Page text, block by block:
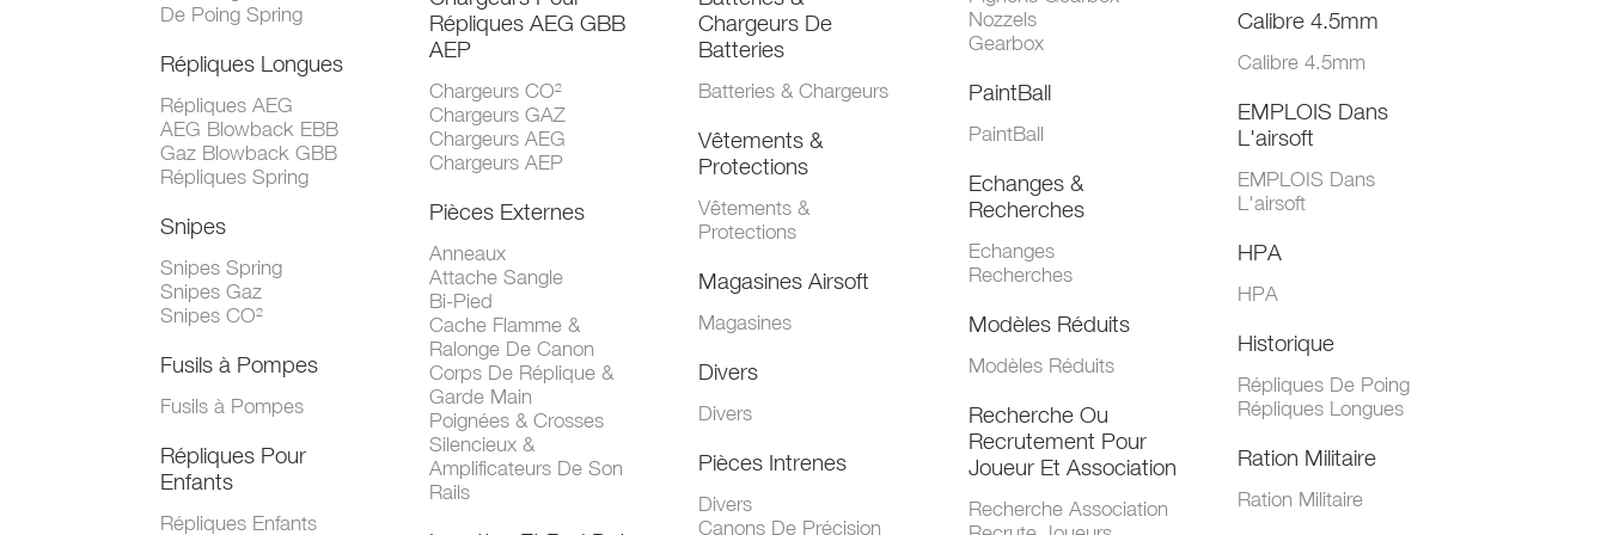
De Poing Spring
Répliques Longues
Répliques AEG
AEG Blowback EBB
Gaz Blowback GBB
Répliques Spring
Snipes
Snipes Spring
Snipes Gaz
Snipes CO²
Fusils à Pompes
Fusils à Pompes
Répliques Pour
Enfants
Répliques Enfants
Répliques AEG GBB
AEP
Chargeurs CO²
Chargeurs GAZ
Chargeurs AEG
Chargeurs AEP
Pièces Externes
Anneaux
Attache Sangle
Bi-Pied
Cache Flamme &
Ralonge De Canon
Corps De Réplique &
Garde Main
Poignées & Crosses
Silencieux &
Amplificateurs De Son
Rails
Chargeurs De
Batteries
Batteries & Chargeurs
Vêtements &
Protections
Vêtements &
Protections
Magasines Airsoft
Magasines
Divers
Divers
Pièces Intrenes
Divers
Canons De Précision
Nozzels
Gearbox
PaintBall
PaintBall
Echanges &
Recherches
Echanges
Recherches
Modèles Réduits
Modèles Réduits
Recherche Ou
Recrutement Pour
Joueur Et Association
Recherche Association
Calibre 4.5mm
Calibre 4.5mm
EMPLOIS Dans
L'airsoft
EMPLOIS Dans
L'airsoft
HPA
HPA
Historique
Répliques De Poing
Répliques Longues
Ration Militaire
Ration Militaire